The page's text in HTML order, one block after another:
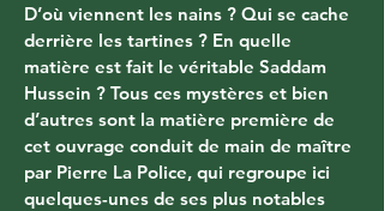
D’où viennent les nains ? Qui se cache
derrière les tartines ? En quelle
matière est fait le véritable Saddam
Hussein ? Tous ces mystères et bien
d’autres sont la matière première de
cet ouvrage conduit de main de maître
par Pierre La Police, qui regroupe ici
quelques-unes de ses plus notables